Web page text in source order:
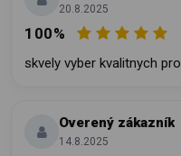
20.8.2025
100%
skvely vyber kvalitnych
Overený zákazník
14.8.2025